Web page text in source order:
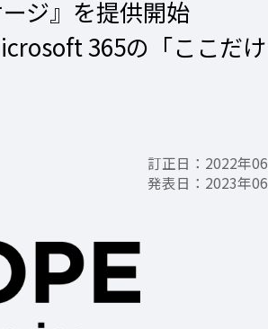
ジ』を提供開始
365の「ここだ
訂正日：2022年
発表日：2023年